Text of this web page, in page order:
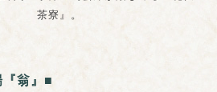
茶寮』。
翁』■